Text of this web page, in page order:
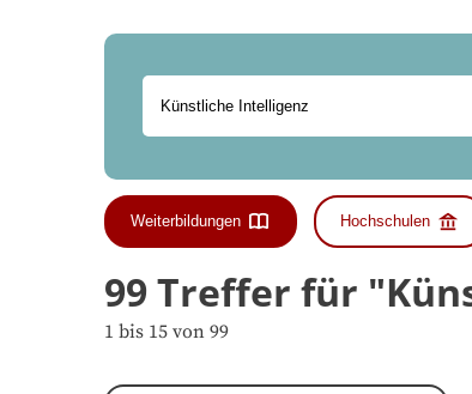
Weiterbildungen Hochschulen
99 Treffer für
1 bis 15 von 99